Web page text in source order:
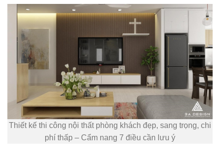
Thiết kế thi công nội thất phòng khách đẹp, sang trọng, chi
phí thấp – Cẩm nang 7 điều cần lưu ý